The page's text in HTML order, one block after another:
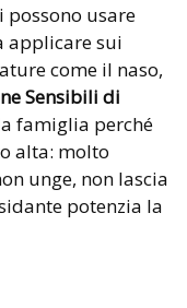
possono usare
applicare sui
come il naso,
Sensibili di
famiglia perché
alta: molto
unge, non lascia
potenzia la